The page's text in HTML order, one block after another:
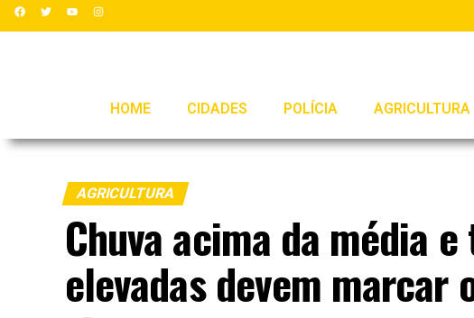
HOME CIDADES POLÍCIA AGRICULTURA
AGRICULTURA
Chuva acima da média
elevadas devem marcar